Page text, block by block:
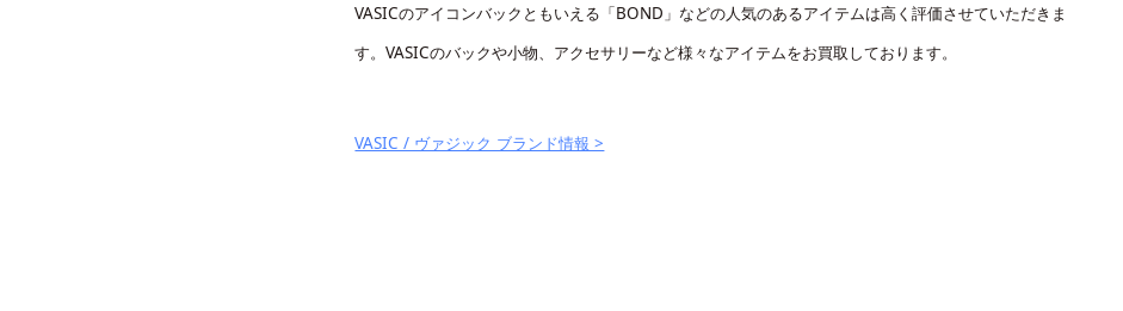
VASICのアイコンバックともいえる「BOND」などの人気のあるアイテムは高く評価させていただきま
す。VASICのバックや小物、アクセサリーなど様々なアイテムをお買取しております。
VASIC / ヴァジック ブランド情報 >